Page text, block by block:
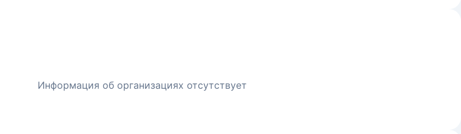
Информация об организациях отсутствует